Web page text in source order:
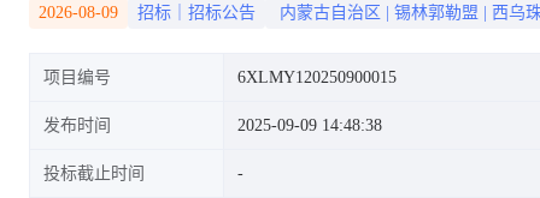
2026-08-09 招标｜招标公告 内蒙古自治区 锡林郭勒盟 西乌
项目编号 6XLMY120250900015
发布时间 2025-09-09 14:48:38
投标截止时间